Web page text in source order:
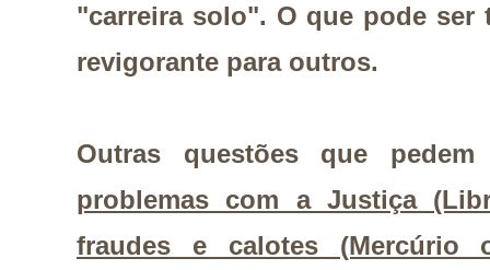
"carreira solo". O que pode ser
revigorante para outros.
Outras questões que
problemas com a Justiça
fraudes e calotes